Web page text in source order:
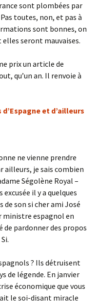
sont plombées par
toutes, non, et pas à
sont bonnes, on
elles seront mauvaises.
prix un article de
qu’un an. Il renvoie à
et d’ailleurs
ne vienne prendre
ailleurs, je sais combien
Ségolène Royal –
excusée il y a quelques
de son si cher ami José
ministre espagnol en
pardonner des propos
? Ils détruisent
de légende. En janvier
économique que vous
le soi-disant miracle